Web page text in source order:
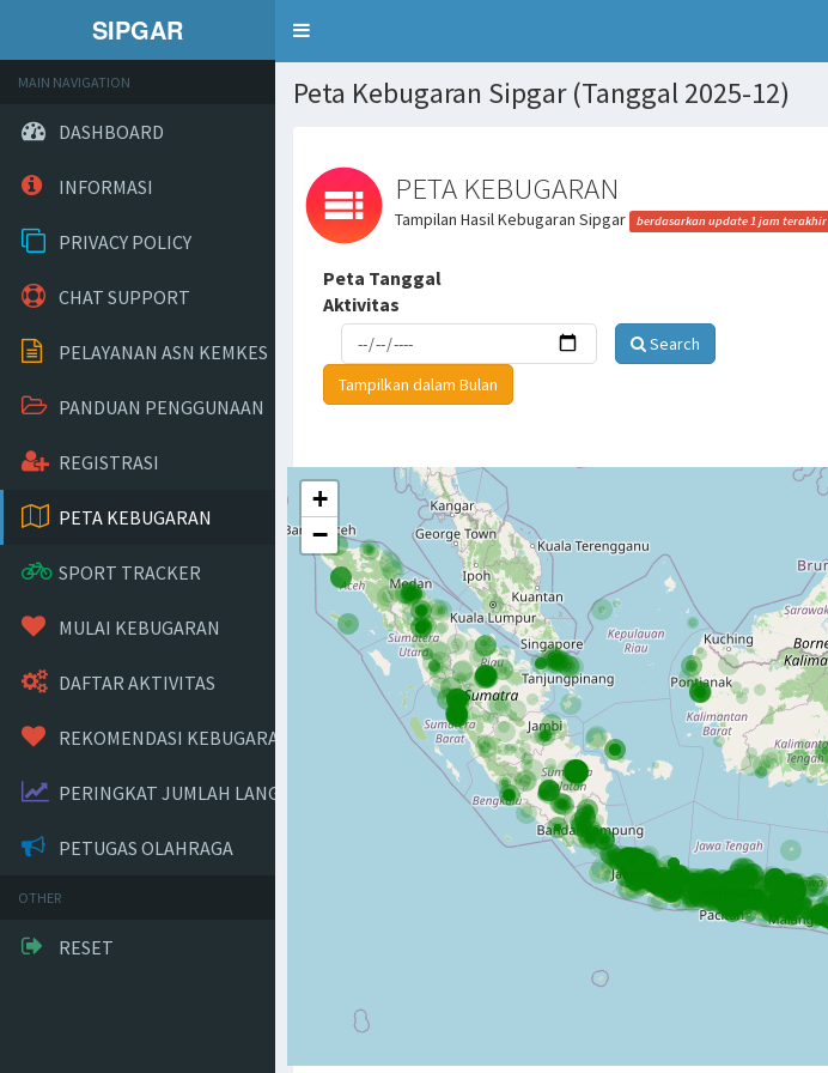
SIPGAR
Toggle
MAIN NAVIGATION
DASHBOARD
INFORMASI
PRIVACY POLICY
CHAT SUPPORT
PELAYANAN ASN KEMKES
PANDUAN PENGGUNAAN
REGISTRASI
PETA KEBUGARAN
SPORT TRACKER
MULAI KEBUGARAN
DAFTAR AKTIVITAS
REKOMENDASI KEBUGARAN
PERINGKAT JUMLAH LANGKAH
PETUGAS OLAHRAGA
OTHER
RESET
Peta Kebugaran Sipgar (Tanggal 2025-12)
PETA KEBUGARAN
Tampilan Hasil Kebugaran Sipgar berdasarkan update 1 jam terakhir
Peta Tanggal
Aktivitas
Search
Tampilkan dalam Bulan